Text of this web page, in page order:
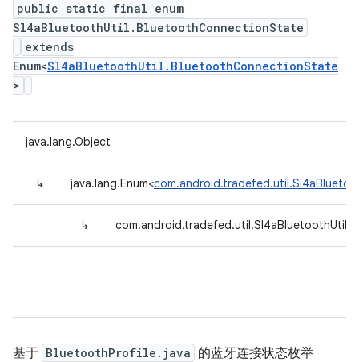
public static final enum
Sl4aBluetoothUtil.BluetoothConnectionState
extends
Enum<Sl4aBluetoothUtil.BluetoothConnectionState
>
java.lang.Object
↳ java.lang.Enum<
↳
基于 BluetoothProfile.java 的蓝牙连接状态枚举